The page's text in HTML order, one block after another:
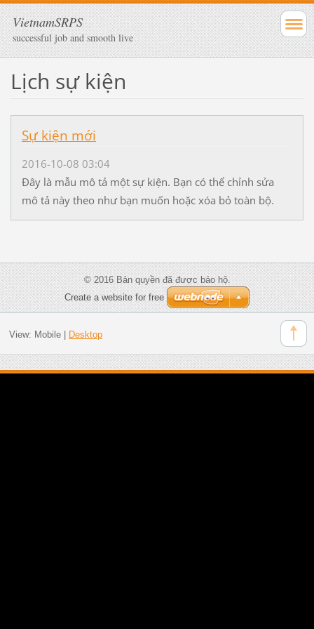
VietnamSRPS
successful job and smooth live
Lịch sự kiện
Sự kiện mới
2016-10-08 03:04
Đây là mẫu mô tả một sự kiện. Bạn có thể chỉnh sửa
mô tả này theo như bạn muốn hoặc xóa bỏ toàn bộ.
© 2016 Bản quyền đã được bảo hộ.
Create a website for free
View: Mobile| Desktop